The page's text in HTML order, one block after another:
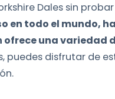
Dales sin
en todo el mundo,
una variedad
puedes disfrutar de